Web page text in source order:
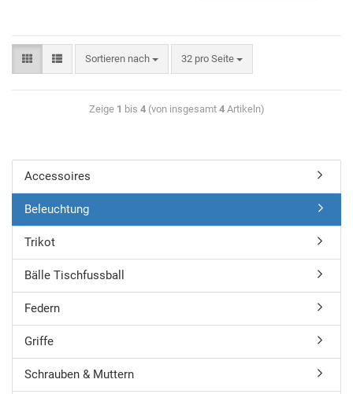
Sortieren nach 32 pro Seite
Zeige 1 bis 4(von insgesamt 4Artikeln)
Accessoires
Beleuchtung
Trikot
Bälle Tischfussball
Federn
Griffe
Schrauben & Muttern